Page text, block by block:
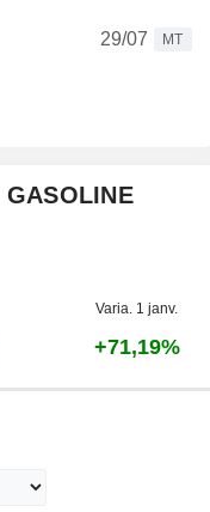
29/07
MT
GASOLINE
Varia. 1 janv.
+71,19%